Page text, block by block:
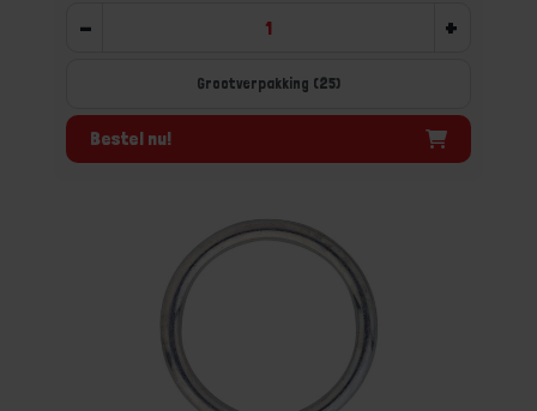
- +
Grootverpakking (25)
Bestel nu!